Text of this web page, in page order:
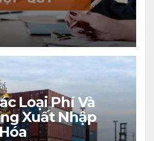
Loại Phí Và
Xuất Nhập